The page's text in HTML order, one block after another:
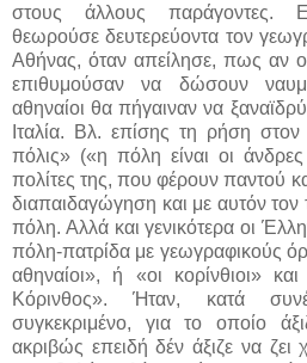
στους άλλους παράγοντες.
θεωρούσε δευτερεύοντα τον
Αθήνας, όταν απείλησε, πως αν
επιθυμούσαν να δώσουν
αθηναίοι θα πήγαιναν να
Ιταλία. Βλ. επίσης τη ρήση
πόλις» («η πόλη είναι οι
πολίτες της, που φέρουν παντού
διαπαιδαγώγηση και με αυτόν
πόλη. Αλλά και γενικότερα οι
πόλη-πατρίδα με γεωγραφικούς
αθηναίοι», ή «οι κορίνθιοι»
Κόρινθος». Ήταν, κατά
συγκεκριμένο, για το οποίο
ακριβώς επειδή δέν άξιζε να